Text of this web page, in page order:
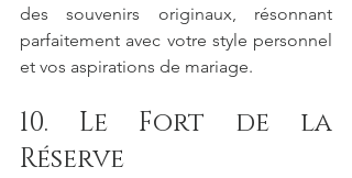
des souvenirs originaux, résonnant
parfaitement avec votre style personnel
et vos aspirations de mariage.
10. Le Fort de la
Réserve